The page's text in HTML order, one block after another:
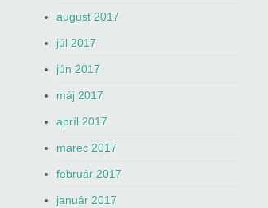
august 2017
júl 2017
jún 2017
máj 2017
apríl 2017
marec 2017
február 2017
január 2017